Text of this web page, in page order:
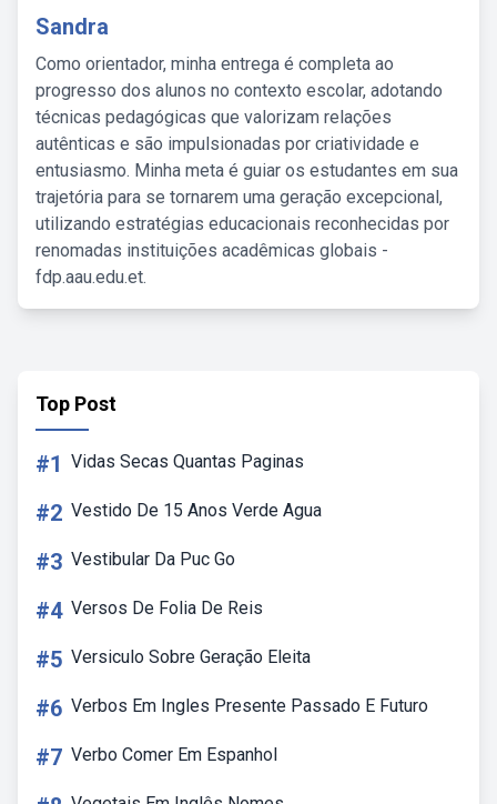
Sandra
Como orientador, minha entrega é completa ao
progresso dos alunos no contexto escolar, adotando
técnicas pedagógicas que valorizam relações
autênticas e são impulsionadas por criatividade e
entusiasmo. Minha meta é guiar os estudantes em sua
trajetória para se tornarem uma geração excepcional,
utilizando estratégias educacionais reconhecidas por
renomadas instituições acadêmicas globais -
fdp.aau.edu.et.
Top Post
#1 Vidas Secas Quantas Paginas
#2 Vestido De 15 Anos Verde Agua
#3 Vestibular Da Puc Go
#4 Versos De Folia De Reis
#5 Versiculo Sobre Geração Eleita
#6 Verbos Em Ingles Presente Passado E Futuro
#7 Verbo Comer Em Espanhol